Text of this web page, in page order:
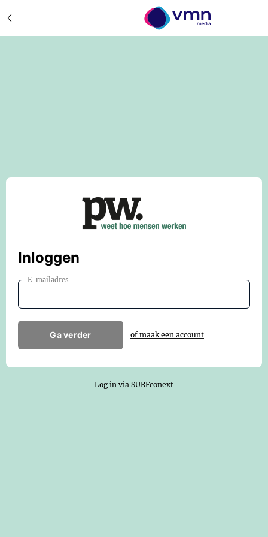
Inloggen
E-mailadres
Ga verder of maak een account
Log in via SURFconext